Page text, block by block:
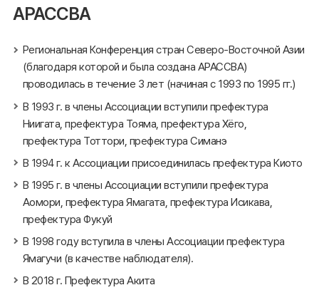
АРАССВА
Региональная Конференция стран Северо-Восточной Азии
(благодаря которой и была создана АРАССВА)
проводилась в течение 3 лет (начиная с 1993 по 1995 гг.)
В 1993 г. в члены Ассоциации вступили префектура
Ниигата, префектура Тояма, префектура Хёго,
префектура Тоттори, префектура Симанэ
В 1994 г. к Ассоциации присоединилась префектура Киото
В 1995 г. в члены Ассоциации вступили префектура
Аомори, префектура Ямагата, префектура Исикава,
префектура Фукуй
В 1998 году вступила в члены Ассоциации префектура
Ямагучи (в качестве наблюдателя).
В 2018 г. Префектура Акита